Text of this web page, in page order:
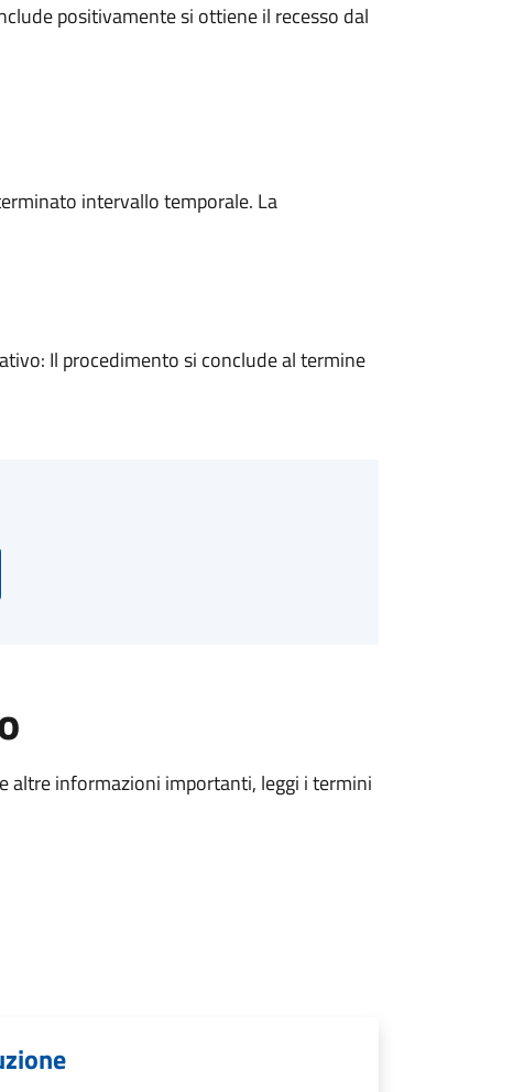
positivamente si ottiene il recesso dal
intervallo temporale. La
Il procedimento si conclude al termine
altre informazioni importanti, leggi i termini